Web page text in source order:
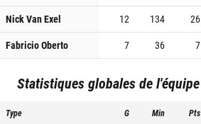
Nick Van Exel
12 134 26
Fabricio Oberto
7 36 7
Statistiques globales de l'équipe
Type G Min Pts